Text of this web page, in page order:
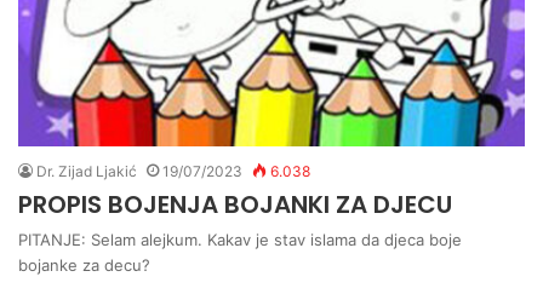
Dr. Zijad Ljakić 19/07/2023 6.038
PROPIS BOJENJA BOJANKI ZA DJECU
PITANJE: Selam alejkum. Kakav je stav islama da djeca boje
bojanke za decu?